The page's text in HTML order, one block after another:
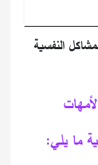
النفسية
ما يلي: